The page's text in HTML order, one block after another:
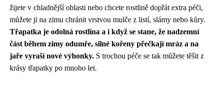
žijete v chladnější oblasti nebo chcete rostlině dopřát extra péči,
můžete ji na zimu chránit vrstvou mulče z listí, slámy nebo kůry.
Třapatka je odolná rostlina a i když se stane, že nadzemní
část během zimy odumře, silné kořeny přečkají mráz a na
jaře vyraší nové výhonky. S trochou péče se tak můžete těšit z
krásy třapatky po mnoho let.